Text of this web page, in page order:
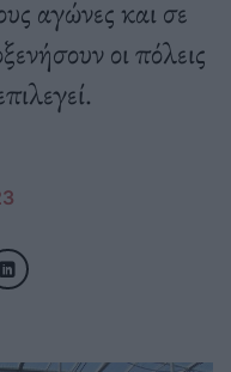
αγώνες και σε
οι πόλεις